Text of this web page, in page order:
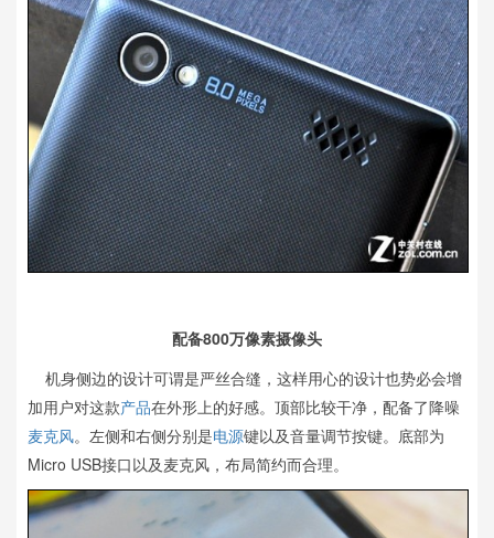
配备800万像素摄像头
机身侧边的设计可谓是严丝合缝，这样用心的设计也势必会增
加用户对这款产品在外形上的好感。顶部比较干净，配备了降噪
麦克风。左侧和右侧分别是电源键以及音量调节按键。底部为
Micro USB接口以及麦克风，布局简约而合理。